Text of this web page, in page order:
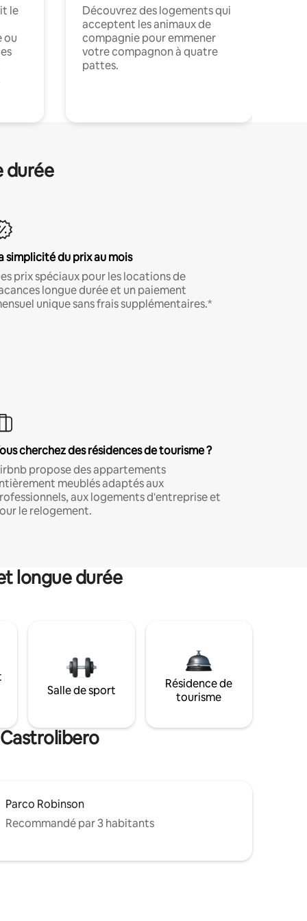
le
ou
Découvrez des logements qui
acceptent les animaux de
compagnie pour emmener
votre compagnon à quatre
pattes.
durée
simplicité du prix au mois
prix spéciaux pour les locations de
longue durée et un paiement
unique sans frais supplémentaires.*
cherchez des résidences de tourisme ?
propose des appartements
meublés adaptés aux
aux logements d'entreprise et
le relogement.
longue durée
Salle de sport
Résidence de
tourisme
Parco Robinson
Recommandé par 3 habitants